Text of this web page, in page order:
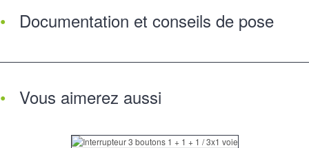
Documentation et conseils de pose
Vous aimerez aussi